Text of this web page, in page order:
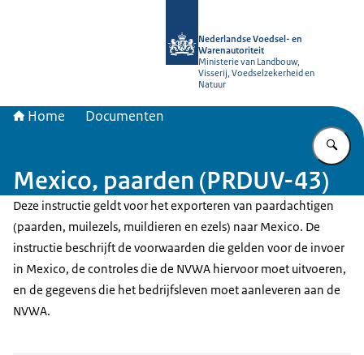
Nederlandse Voedsel- en
Warenautoriteit
Ministerie van Landbouw,
Visserij, Voedselzekerheid en
Natuur
Home Documenten
Mexico, paarden (PRDUV-43)
Deze instructie geldt voor het exporteren van paardachtigen
(paarden, muilezels, muildieren en ezels) naar Mexico. De
instructie beschrijft de voorwaarden die gelden voor de invoer
in Mexico, de controles die de NVWA hiervoor moet uitvoeren,
en de gegevens die het bedrijfsleven moet aanleveren aan de
NVWA.